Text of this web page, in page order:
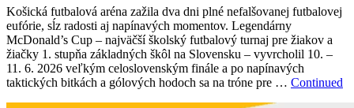
Košická futbalová aréna zažila dva dni plné nefalšovanej futbalovej
eufórie, sĺz radosti aj napínavých momentov. Legendárny
McDonald’s Cup – najväčší školský futbalový turnaj pre žiakov a
žiačky 1. stupňa základných škôl na Slovensku – vyvrcholil 10. –
11. 6. 2026 veľkým celoslovenským finále a po napínavých
taktických bitkách a gólových hodoch sa na tróne pre … Continued